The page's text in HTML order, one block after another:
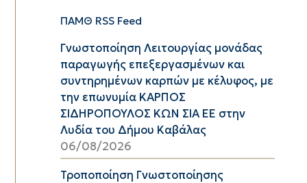
ΠΑΜΘ RSS Feed
Γνωστοποίηση Λειτουργίας μονάδας
παραγωγής επεξεργασμένων και
συντηρημένων καρπών με κέλυφος, με
την επωνυμία ΚΑΡΠΟΣ
ΣΙΔΗΡΟΠΟΥΛΟΣ ΚΩΝ ΣΙΑ ΕΕ στην
Λυδία του Δήμου Καβάλας
06/08/2026
Τροποποίηση Γνωστοποίησης